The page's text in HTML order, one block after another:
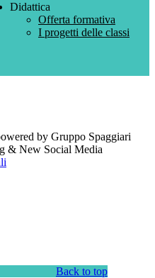
Didattica
Offerta formativa
I progetti delle classi
by Gruppo Spaggiari
& New Social Media
Back to top